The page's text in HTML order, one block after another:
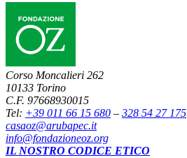
Corso Moncalieri 262
10133 Torino
C.F. 97668930015
Tel: +39 011 66 15 680 – 328 54 27 175
casaoz@arubapec.it
info@fondazioneoz.org
IL NOSTRO CODICE ETICO